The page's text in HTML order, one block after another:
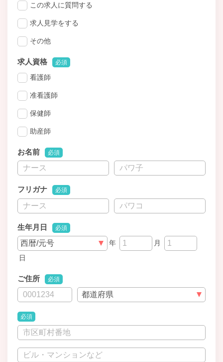
この求人に質問する
求人見学をする
その他
求人資格 必須
看護師
准看護師
保健師
助産師
お名前 必須
フリガナ 必須
生年月日 必須
年
月
日
ご住所 必須
必須